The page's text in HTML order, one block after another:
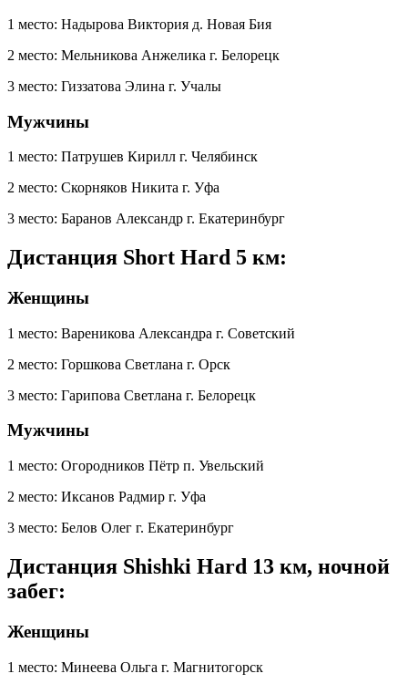
1 место: Надырова Виктория д. Новая Бия
2 место: Мельникова Анжелика г. Белорецк
3 место: Гиззатова Элина г. Учалы
Мужчины
1 место: Патрушев Кирилл г. Челябинск
2 место: Скорняков Никита г. Уфа
3 место: Баранов Александр г. Екатеринбург
Дистанция Short Hard 5 км:
Женщины
1 место: Вареникова Александра г. Советский
2 место: Горшкова Светлана г. Орск
3 место: Гарипова Светлана г. Белорецк
Мужчины
1 место: Огородников Пётр п. Увельский
2 место: Иксанов Радмир г. Уфа
3 место: Белов Олег г. Екатеринбург
Дистанция Shishki Hard 13 км, ночной
забег:
Женщины
1 место: Минеева Ольга г. Магнитогорск